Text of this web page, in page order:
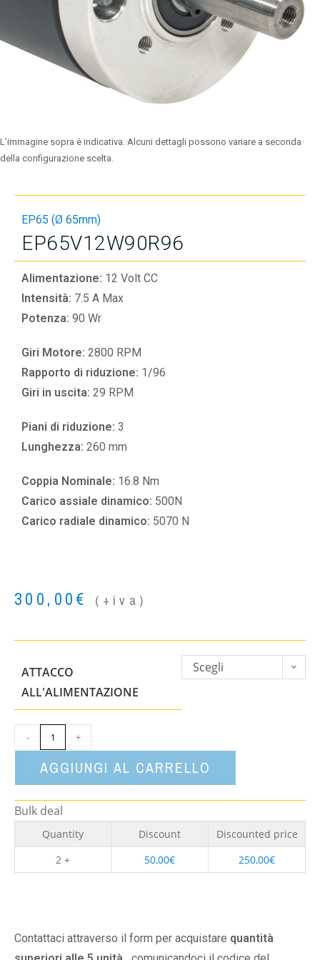
L’immagine sopra è indicativa. Alcuni dettagli possono variare a seconda
della configurazione scelta.
EP65 (Ø 65mm)
EP65V12W90R96
Alimentazione: 12 Volt CC
Intensità: 7.5 A Max
Potenza: 90 Wr
Giri Motore: 2800 RPM
Rapporto di riduzione: 1/96
Giri in uscita: 29 RPM
Piani di riduzione: 3
Lunghezza: 260 mm
Coppia Nominale: 16.8 Nm
Carico assiale dinamico: 500N
Carico radiale dinamico: 5070 N
300,00€ (+iva)
ATTACCO
ALL'ALIMENTAZIONE
Scegli
- +
AGGIUNGI AL CARRELLO
Bulk deal
Quantity Discount
Discounted price
2 +
50,00€ 250,00€
Contattaci attraverso il form per acquistare quantità